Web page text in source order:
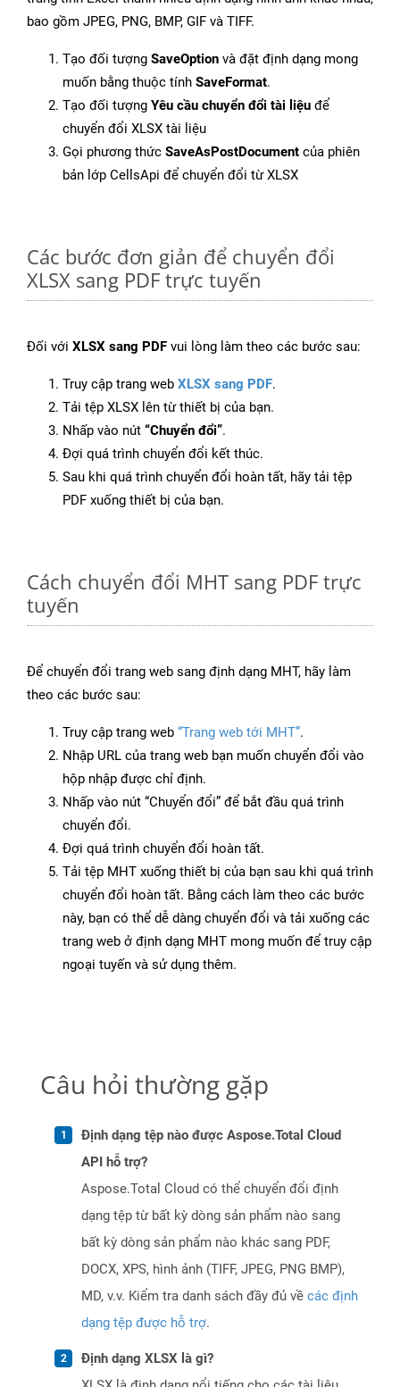
bao gồm JPEG, PNG, BMP, GIF và TIFF.
Tạo đối tượng SaveOption và đặt định dạng mong
muốn bằng thuộc tính SaveFormat.
Tạo đối tượng Yêu cầu chuyển đổi tài liệu để
chuyển đổi XLSX tài liệu
Gọi phương thức SaveAsPostDocument của phiên
bản lớp CellsApi để chuyển đổi từ XLSX
Các bước đơn giản để chuyển đổi
XLSX sang PDF trực tuyến
Đối với XLSX sang PDF vui lòng làm theo các bước sau:
Truy cập trang web XLSX sang PDF.
Tải tệp XLSX lên từ thiết bị của bạn.
Nhấp vào nút “Chuyển đổi”.
Đợi quá trình chuyển đổi kết thúc.
Sau khi quá trình chuyển đổi hoàn tất, hãy tải tệp
PDF xuống thiết bị của bạn.
Cách chuyển đổi MHT sang PDF trực
tuyến
Để chuyển đổi trang web sang định dạng MHT, hãy làm
theo các bước sau:
Truy cập trang web “Trang web tới MHT”.
Nhập URL của trang web bạn muốn chuyển đổi vào
hộp nhập được chỉ định.
Nhấp vào nút “Chuyển đổi” để bắt đầu quá trình
chuyển đổi.
Đợi quá trình chuyển đổi hoàn tất.
Tải tệp MHT xuống thiết bị của bạn sau khi quá trình
chuyển đổi hoàn tất. Bằng cách làm theo các bước
này, bạn có thể dễ dàng chuyển đổi và tải xuống các
trang web ở định dạng MHT mong muốn để truy cập
ngoại tuyến và sử dụng thêm.
Câu hỏi thường gặp
Định dạng tệp nào được Aspose.Total Cloud
API hỗ trợ?
Aspose.Total Cloud có thể chuyển đổi định
dạng tệp từ bất kỳ dòng sản phẩm nào sang
bất kỳ dòng sản phẩm nào khác sang PDF,
DOCX, XPS, hình ảnh (TIFF, JPEG, PNG BMP),
MD, v.v. Kiểm tra danh sách đầy đủ về các định
dạng tệp được hỗ trợ.
Định dạng XLSX là gì?